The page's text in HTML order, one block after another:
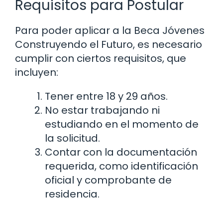
Requisitos para Postular
Para poder aplicar a la Beca Jóvenes
Construyendo el Futuro, es necesario
cumplir con ciertos requisitos, que
incluyen:
Tener entre 18 y 29 años.
No estar trabajando ni
estudiando en el momento de
la solicitud.
Contar con la documentación
requerida, como identificación
oficial y comprobante de
residencia.